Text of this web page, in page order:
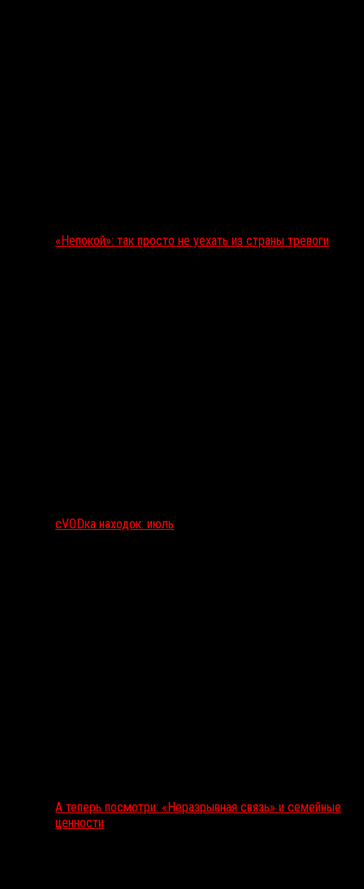
«Непокой»: так просто не уехать из страны тревоги
сVODка находок: июль
А теперь посмотри: «Неразрывная связь» и семейные
ценности